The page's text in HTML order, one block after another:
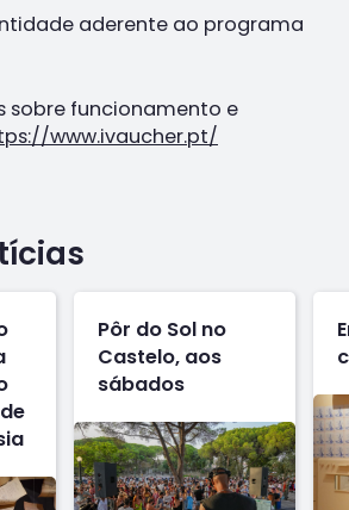
aderente ao programa
sobre funcionamento e
www.ivaucher.pt/
Pôr do Sol no
Castelo, aos
sábados